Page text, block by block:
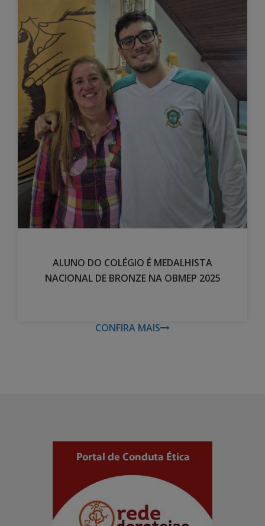
ALUNO DO COLÉGIO É MEDALHISTA
NACIONAL DE BRONZE NA OBMEP 2025
CONFIRA MAIS